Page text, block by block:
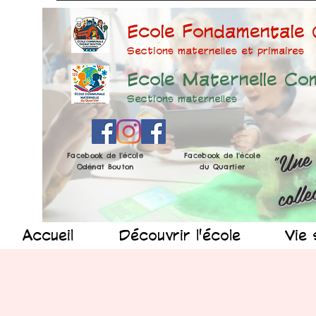
Ecole Fondamentale
Sections maternelles et primaires
Ecole Maternelle
Sections maternelles
Facebook de l'école
Odénat Bouton
Facebook de l'école
du Quartier
Accueil Découvrir l'école Vie